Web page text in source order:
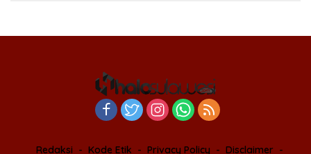
Redaksi Kode Etik Privacy Policy Disclaimer